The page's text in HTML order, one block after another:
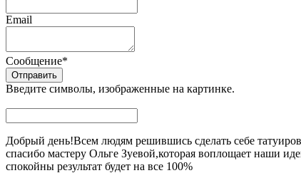
Email
Сообщение*
Введите символы, изображенные на картинке.
Добрый день!Всем людям решившись сделать себе
спасибо мастеру Ольге Зуевой,которая воплощает наши
спокойны результат будет на все 100%